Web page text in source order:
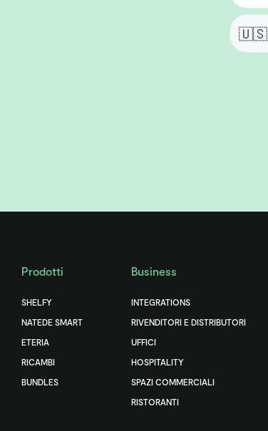
🇺🇸
Prodotti
SHELFY
NATEDE SMART
ETERIA
RICAMBI
BUNDLES
Business
INTEGRATIONS
RIVENDITORI E DISTRIBUTORI
UFFICI
HOSPITALITY
SPAZI COMMERCIALI
RISTORANTI